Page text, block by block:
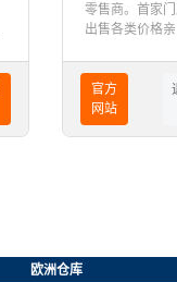
零售商。首家
出售各类价格
官方
网站
欧洲仓库